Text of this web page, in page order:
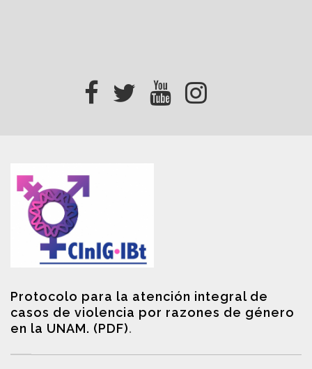
Protocolo para la atención integral de
casos de violencia por razones de género
en la UNAM. (PDF).